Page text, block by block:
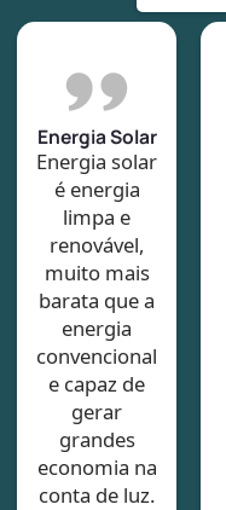
Energia Solar
Energia solar
é energia
limpa e
renovável,
muito mais
barata que a
energia
convencional
e capaz de
gerar
grandes
economia na
conta de luz.